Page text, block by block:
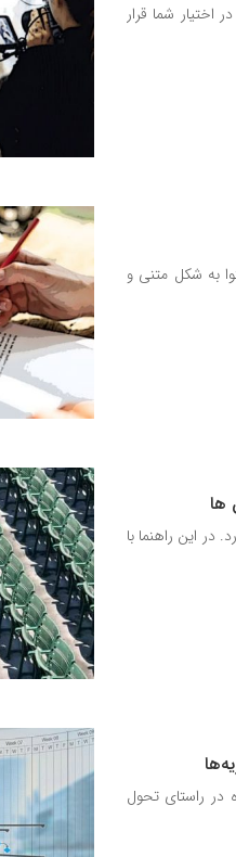
شما قرار
به شکل متنی و
ها
در این راهنما با
در راستای تحول